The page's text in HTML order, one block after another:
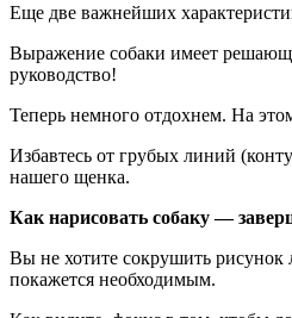
Еще две важнейших
Выражение собаки имеет
руководство!
Теперь немного отдохнем. На
Избавтесь от грубых линий
нашего щенка.
Как нарисовать собаку —
Вы не хотите сокрушить рисунок
покажется необходимым.